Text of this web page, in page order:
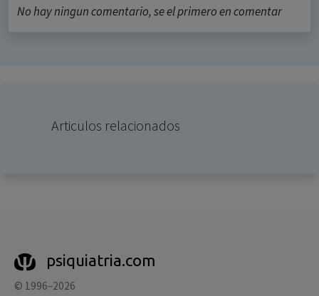
No hay ningun comentario, se el primero en comentar
Articulos relacionados
psiquiatria.com
© 1996–2026